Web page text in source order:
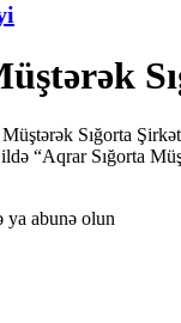
Sığorta
“Aqrar Sığorta
ya abunə olun